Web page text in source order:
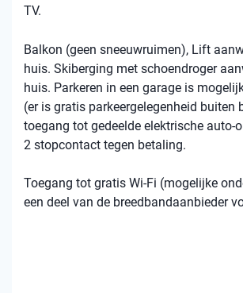
TV.
Balkon (geen sneeuwruimen), Lift
huis. Skiberging met schoendroger
huis. Parkeren in een garage is
(er is gratis parkeergelegenheid buiten
toegang tot gedeelde elektrische auto-
2 stopcontact tegen betaling.
Toegang tot gratis Wi-Fi (mogelijke
een deel van de breedbandaanbieder